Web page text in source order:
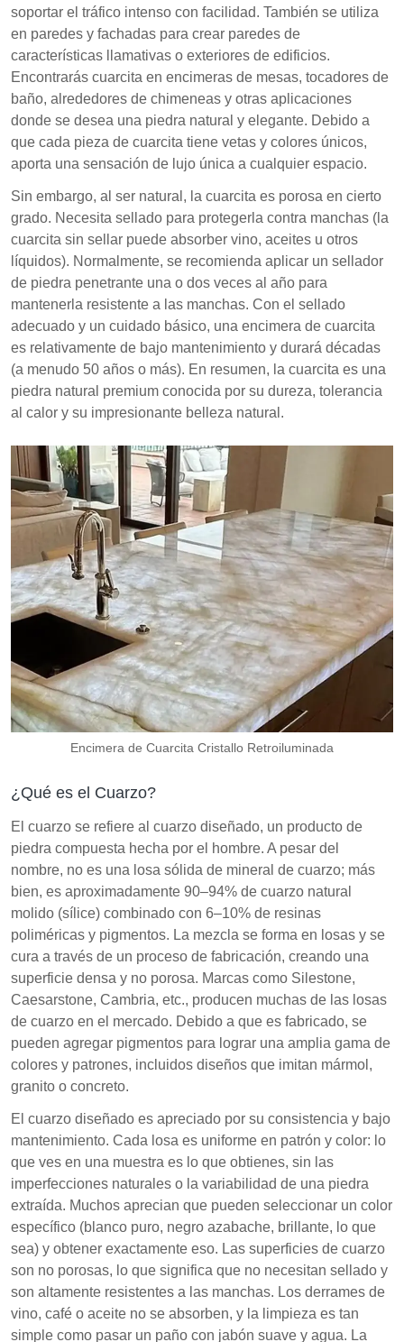
soportar el tráfico intenso con facilidad. También se utiliza
en paredes y fachadas para crear paredes de
características llamativas o exteriores de edificios.
Encontrarás cuarcita en encimeras de mesas, tocadores de
baño, alrededores de chimeneas y otras aplicaciones
donde se desea una piedra natural y elegante. Debido a
que cada pieza de cuarcita tiene vetas y colores únicos,
aporta una sensación de lujo única a cualquier espacio.
Sin embargo, al ser natural, la cuarcita es porosa en cierto
grado. Necesita sellado para protegerla contra manchas (la
cuarcita sin sellar puede absorber vino, aceites u otros
líquidos). Normalmente, se recomienda aplicar un sellador
de piedra penetrante una o dos veces al año para
mantenerla resistente a las manchas. Con el sellado
adecuado y un cuidado básico, una encimera de cuarcita
es relativamente de bajo mantenimiento y durará décadas
(a menudo 50 años o más). En resumen, la cuarcita es una
piedra natural premium conocida por su dureza, tolerancia
al calor y su impresionante belleza natural.
Encimera de Cuarcita Cristallo Retroiluminada
¿Qué es el Cuarzo?
El cuarzo se refiere al cuarzo diseñado, un producto de
piedra compuesta hecha por el hombre. A pesar del
nombre, no es una losa sólida de mineral de cuarzo; más
bien, es aproximadamente 90–94% de cuarzo natural
molido (sílice) combinado con 6–10% de resinas
poliméricas y pigmentos. La mezcla se forma en losas y se
cura a través de un proceso de fabricación, creando una
superficie densa y no porosa. Marcas como Silestone,
Caesarstone, Cambria, etc., producen muchas de las losas
de cuarzo en el mercado. Debido a que es fabricado, se
pueden agregar pigmentos para lograr una amplia gama de
colores y patrones, incluidos diseños que imitan mármol,
granito o concreto.
El cuarzo diseñado es apreciado por su consistencia y bajo
mantenimiento. Cada losa es uniforme en patrón y color: lo
que ves en una muestra es lo que obtienes, sin las
imperfecciones naturales o la variabilidad de una piedra
extraída. Muchos aprecian que pueden seleccionar un color
específico (blanco puro, negro azabache, brillante, lo que
sea) y obtener exactamente eso. Las superficies de cuarzo
son no porosas, lo que significa que no necesitan sellado y
son altamente resistentes a las manchas. Los derrames de
vino, café o aceite no se absorben, y la limpieza es tan
simple como pasar un paño con jabón suave y agua. La